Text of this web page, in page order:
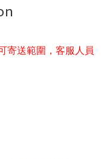
寄送範圍，客服人員